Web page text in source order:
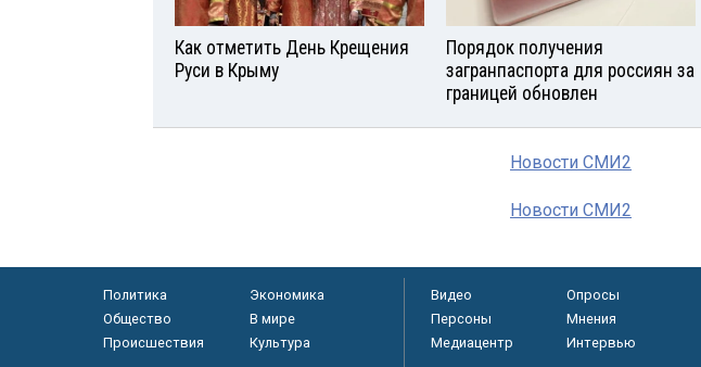
Как отметить День Крещения
Руси в Крыму
Порядок получения
загранпаспорта для россиян за
границей обновлен
Новости СМИ2
Новости СМИ2
Политика
Экономика
Общество
В мире
Происшествия
Культура
Видео Опросы
Персоны
Мнения
Медиацентр
Интервью